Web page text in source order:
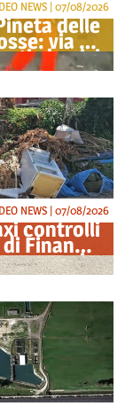
delle
via gli
abusivi
NEWS | 07/08/2026
controlli
Finanza:
armi e
rubate
NEWS | 07/08/2026